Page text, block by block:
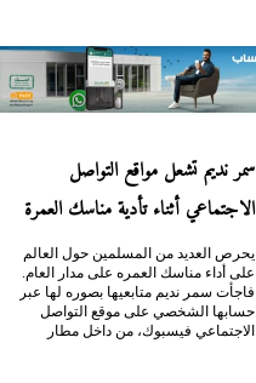
سمر نديم تشعل مواقع التواصل
الاجتماعي أثناء تأدية مناسك العمرة
يحرص العديد من المسلمين حول العالم
على أداء مناسك العمره على مدار العام.
فاجأت سمر نديم متابعيها بصوره لها عبر
حسابها الشخصي على موقع التواصل
الاجتماعي فيسبوك، من داخل مطار